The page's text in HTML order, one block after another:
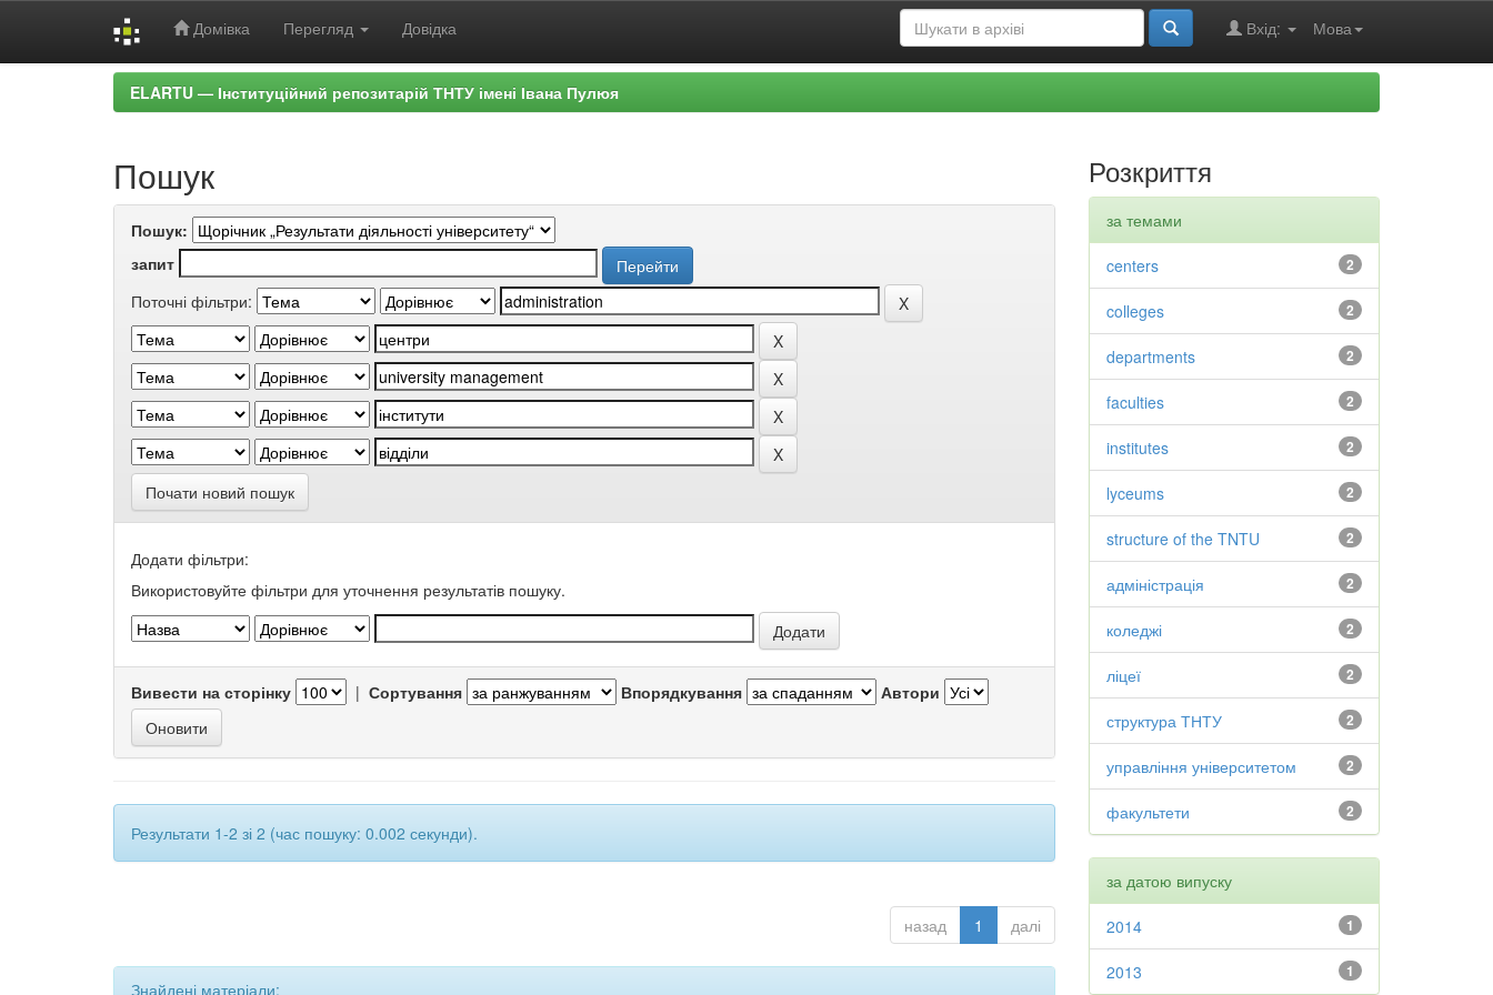
Домівка Перегляд Довідка Мова
Вхід:
ELARTU — Інституційний репозитарій ТНТУ імені Івана Пулюя
Пошук
Пошук:
запит
Поточні фільтри:
Почати новий пошук
Додати фільтри:
Використовуйте фільтри для уточнення результатів пошуку.
Вивести на сторінку | Сортування Впорядкування Автори
Результати 1-2 зі 2 (час пошуку: 0.002 секунди).
назад 1 далі
Знайдені матеріали:
Розкриття
за темами
2
centers
2
colleges
2
departments
2
faculties
2
institutes
2
lyceums
2
structure of the TNTU
2
адміністрація
2
коледжі
2
ліцеї
2
структура ТНТУ
2
управління університетом
2
факультети
за датою випуску
1
2014
1
2013